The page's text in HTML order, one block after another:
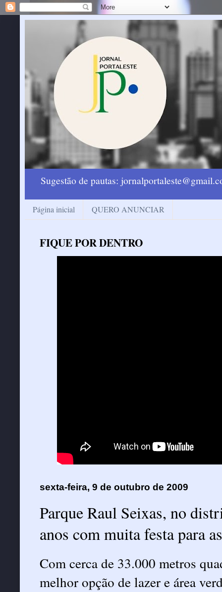
Sugestão de pautas:
Página inicial QUERO ANUNCIAR
FIQUE POR DENTRO
sexta-feira, 9 de outubro de 2009
Parque Raul Seixas, no
anos com muita festa para
Com cerca de 33.000 metros
melhor opção de lazer e área